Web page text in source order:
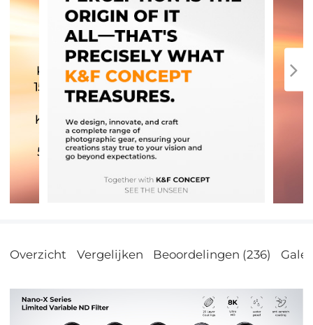
Overzicht Vergelijken Beoordelingen (236)